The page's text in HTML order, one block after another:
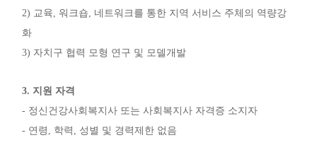
2) 교육, 워크숍, 네트워크를 통한 지역 서비스 주체의 역량강
화
3) 자치구 협력 모형 연구 및 모델개발
3. 지원 자격
- 정신건강사회복지사 또는 사회복지사 자격증 소지자
- 연령 , 학력 , 성별 및 경력제한 없음